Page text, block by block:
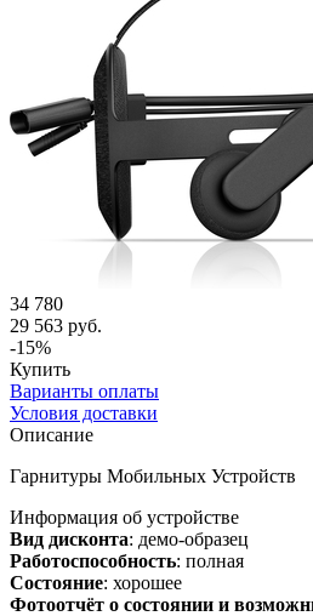
34 780
29 563 руб.
-15%
Купить
Варианты оплаты
Условия доставки
Описание
Гарнитуры Мобильных Устройств
Информация об устройстве
Вид дисконта: демо-образец
Работоспособность: полная
Состояние: хорошее
Фотоотчёт о состоянии и